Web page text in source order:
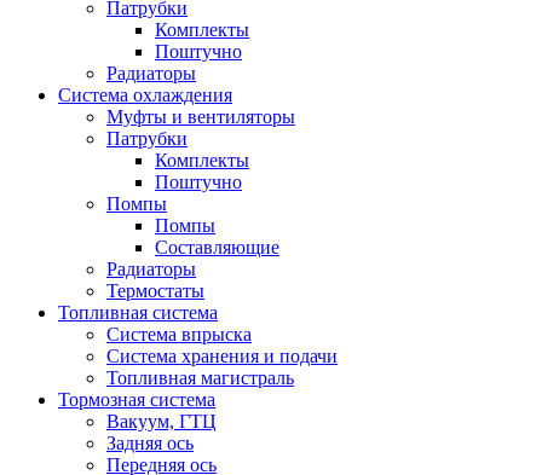
Патрубки
Комплекты
Поштучно
Радиаторы
Система охлаждения
Муфты и вентиляторы
Патрубки
Комплекты
Поштучно
Помпы
Помпы
Составляющие
Радиаторы
Термостаты
Топливная система
Система впрыска
Система хранения и подачи
Топливная магистраль
Тормозная система
Вакуум, ГТЦ
Задняя ось
Передняя ось